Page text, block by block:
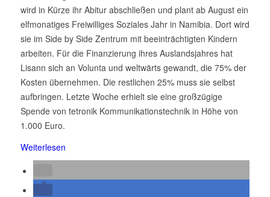
wird in Kürze ihr Abitur abschließen und plant ab August ein
elfmonatiges Freiwilliges Soziales Jahr in Namibia. Dort wird
sie im Side by Side Zentrum mit beeinträchtigten Kindern
arbeiten. Für die Finanzierung ihres Auslandsjahres hat
Lisann sich an Volunta und weltwärts gewandt, die 75% der
Kosten übernehmen. Die restlichen 25% muss sie selbst
aufbringen. Letzte Woche erhielt sie eine großzügige
Spende von tetronik Kommunikationstechnik in Höhe von
1.000 Euro.
Weiterlesen